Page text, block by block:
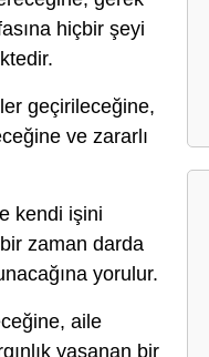
hiçbir şeyi
geçirileceğine,
ve zararlı
kendi işini
zaman darda
yorulur.
aile
yaşanan bir